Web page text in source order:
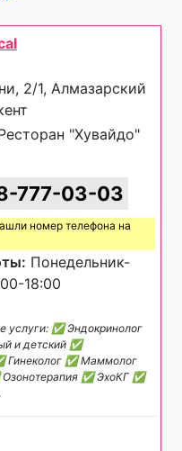
2/1, Алмазарский
"Хувайдо"
777-03-03
номер телефона на
Понедельник-
18:00
услуги: ✅ Эндокринолог
и детский ✅
Гинеколог ✅ Маммолог
✅ ЭхоКГ ✅